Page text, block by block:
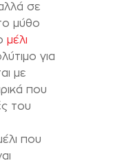
σε
μύθο
μέλι
για
με
που
του
που